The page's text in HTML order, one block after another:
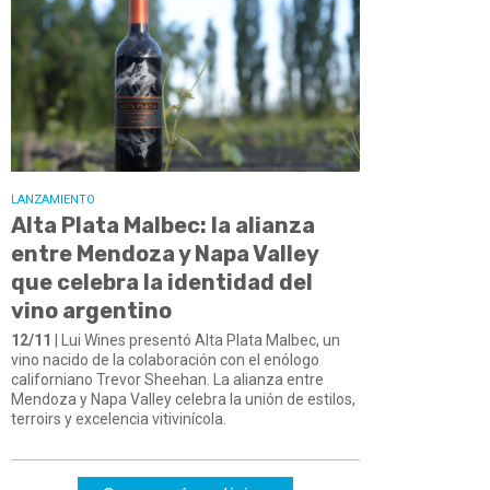
LANZAMIENTO
Alta Plata Malbec: la alianza
entre Mendoza y Napa Valley
que celebra la identidad del
vino argentino
12/11
| Lui Wines presentó Alta Plata Malbec, un
vino nacido de la colaboración con el enólogo
californiano Trevor Sheehan. La alianza entre
Mendoza y Napa Valley celebra la unión de estilos,
terroirs y excelencia vitivinícola.